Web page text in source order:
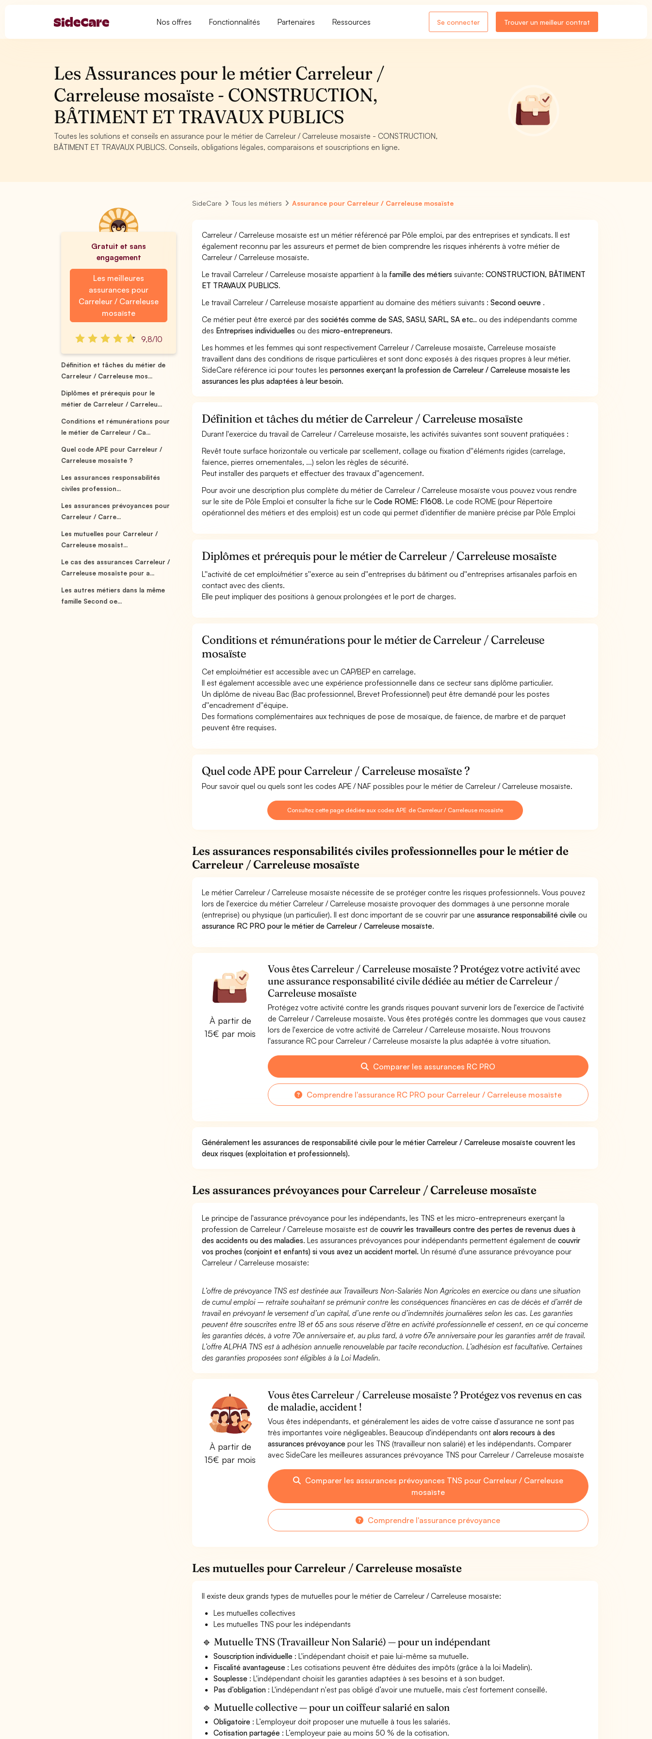
Nos offres Fonctionnalités Partenaires Ressources Se connecter Trouver un meilleur contrat
Les Assurances pour le métier Carreleur /
Carreleuse mosaïste - CONSTRUCTION,
BÂTIMENT ET TRAVAUX PUBLICS
Toutes les solutions et conseils en assurance pour le métier de Carreleur / Carreleuse mosaïste - CONSTRUCTION,
BÂTIMENT ET TRAVAUX PUBLICS. Conseils, obligations légales, comparaisons et souscriptions en ligne.
Gratuit et sans
engagement
Les meilleures
assurances pour
Carreleur / Carreleuse
mosaïste
9,8/10
Définition et tâches du métier de
Carreleur / Carreleuse mos...
Diplômes et prérequis pour le
métier de Carreleur / Carreleu...
Conditions et rémunérations pour
le métier de Carreleur / Ca...
Quel code APE pour Carreleur /
Carreleuse mosaïste ?
Les assurances responsabilités
civiles profession...
Les assurances prévoyances pour
Carreleur / Carre...
Les mutuelles pour Carreleur /
Carreleuse mosaïst...
Le cas des assurances Carreleur /
Carreleuse mosaïste pour a...
Les autres métiers dans la même
famille Second oe...
SideCare Tous les métiers Assurance pour Carreleur / Carreleuse mosaïste
Carreleur / Carreleuse mosaïste est un métier référencé par Pôle emploi, par des entreprises et syndicats. Il est
également reconnu par les assureurs et permet de bien comprendre les risques inhérents à votre métier de
Carreleur / Carreleuse mosaïste.
Le travail Carreleur / Carreleuse mosaïste appartient à la famille des métiers suivante:CONSTRUCTION, BÂTIMENT
ET TRAVAUX PUBLICS.
Le travail Carreleur / Carreleuse mosaïste appartient au domaine des métiers suivants :Second oeuvre .
Ce métier peut être exercé par dessociétés comme de SAS, SASU, SARL, SA etc.. ou des indépendants comme
des Entreprises individuelles ou desmicro-entrepreneurs.
Les hommes et les femmes qui sont respectivement Carreleur / Carreleuse mosaïste, Carreleuse mosaïste
travaillent dans des conditions de risque particulières et sont donc exposés à des risques propres à leur métier.
SideCare référence ici pour toutes lespersonnes exerçant la profession de Carreleur / Carreleuse mosaïste les
assurances les plus adaptées à leur besoin.
Définition et tâches du métier de Carreleur / Carreleuse mosaïste
Durant l'exercice du travail de Carreleur / Carreleuse mosaïste, les activités suivantes sont souvent pratiquées :
Revêt toute surface horizontale ou verticale par scellement, collage ou fixation d''éléments rigides (carrelage,
faïence, pierres ornementales, ...) selon les règles de sécurité.
Peut installer des parquets et effectuer des travaux d''agencement.
Pour avoir une description plus complète du métier de Carreleur / Carreleuse mosaïste vous pouvez vous rendre
sur le site de Pôle Emploi et consulter la fiche sur leCode ROME: F1608. Le code ROME (pour Répertoire
opérationnel des métiers et des emplois) est un code qui permet d'identifier de manière précise par Pôle Emploi
Diplômes et prérequis pour le métier de Carreleur / Carreleuse mosaïste
L''activité de cet emploi/métier s''exerce au sein d''entreprises du bâtiment ou d''entreprises artisanales parfois en
contact avec des clients.
Elle peut impliquer des positions à genoux prolongées et le port de charges.
Conditions et rémunérations pour le métier de Carreleur / Carreleuse
mosaïste
Cet emploi/métier est accessible avec un CAP/BEP en carrelage.
Il est également accessible avec une expérience professionnelle dans ce secteur sans diplôme particulier.
Un diplôme de niveau Bac (Bac professionnel, Brevet Professionnel) peut être demandé pour les postes
d''encadrement d''équipe.
Des formations complémentaires aux techniques de pose de mosaïque, de faïence, de marbre et de parquet
peuvent être requises.
Quel code APE pour Carreleur / Carreleuse mosaïste ?
Pour savoir quel ou quels sont les codes APE / NAF possibles pour le métier de Carreleur / Carreleuse mosaïste.
Consultez cette page dédiée aux codes APE de Carreleur / Carreleuse mosaïste
Les assurances responsabilités civiles professionnelles pour le métier de
Carreleur / Carreleuse mosaïste
Le métier Carreleur / Carreleuse mosaïste nécessite de se protéger contre les risques professionnels. Vous pouvez
lors de l'exercice du métier Carreleur / Carreleuse mosaïste provoquer des dommages à une personne morale
(entreprise) ou physique (un particulier). Il est donc important de se couvrir par uneassurance responsabilité civile ou
assurance RC PRO pour le métier de Carreleur / Carreleuse mosaïste.
À partir de
15€ par mois
Vous êtes Carreleur / Carreleuse mosaïste ? Protégez votre activité avec
une assurance responsabilité civile dédiée au métier de Carreleur /
Carreleuse mosaïste
Protégez votre activité contre les grands risques pouvant survenir lors de l'exercice de l'activité
de Carreleur / Carreleuse mosaïste. Vous êtes protégés contre les dommages que vous causez
lors de l'exercice de votre activité de Carreleur / Carreleuse mosaïste. Nous trouvons
l'assurance RC pour Carreleur / Carreleuse mosaïste la plus adaptée à votre situation.
Comparer les assurances RC PRO
Comprendre l'assurance RC PRO pour Carreleur / Carreleuse mosaïste
Généralement les assurances de responsabilité civile pour le métier Carreleur / Carreleuse mosaïste couvrent les
deux risques (exploitation et professionnels).
Les assurances prévoyances pour Carreleur / Carreleuse mosaïste
Le principe de l'assurance prévoyance pour les indépendants, les TNS et les micro-entrepreneurs exerçant la
profession de Carreleur / Carreleuse mosaïste est decouvrir les travailleurs contre des pertes de revenus dues à
des accidents ou des maladies. Les assurances prévoyances pour indépendants permettent également decouvrir
vos proches (conjoint et enfants) si vous avez un accident mortel. Un résumé d'une assurance prévoyance pour
Carreleur / Carreleuse mosaïste:
L’offre de prévoyance TNS est destinée aux Travailleurs Non-Salariés Non Agricoles en exercice ou dans une situation
de cumul emploi – retraite souhaitant se prémunir contre les conséquences financières en cas de décès et d’arrêt de
travail en prévoyant le versement d’un capital, d’une rente ou d’indemnités journalières selon les cas. Les garanties
peuvent être souscrites entre 18 et 65 ans sous réserve d’être en activité professionnelle et cessent, en ce qui concerne
les garanties décès, à votre 70e anniversaire et, au plus tard, à votre 67e anniversaire pour les garanties arrêt de travail.
L’offre ALPHA TNS est à adhésion annuelle renouvelable par tacite reconduction. L’adhésion est facultative. Certaines
des garanties proposées sont éligibles à la Loi Madelin.
À partir de
15€ par mois
Vous êtes Carreleur / Carreleuse mosaïste ? Protégez vos revenus en cas
de maladie, accident !
Vous êtes indépendants, et généralement les aides de votre caisse d'assurance ne sont pas
très importantes voire négligeables. Beaucoup d'indépendants ont alors recours à des
assurances prévoyancepour les TNS (travailleur non salarié) et les indépendants. Comparer
avec SideCare les meilleures assurances prévoyance TNS pour Carreleur / Carreleuse mosaïste
Comparer les assurances prévoyances TNS pour Carreleur / Carreleuse
mosaïste
Comprendre l'assurance prévoyance
Les mutuelles pour Carreleur / Carreleuse mosaïste
Il existe deux grands types de mutuelles pour le métier de Carreleur / Carreleuse mosaïste:
Les mutuelles collectives
Les mutuelles TNS pour les indépendants
🔹 Mutuelle TNS (Travailleur Non Salarié) — pour un indépendant
Souscription individuelle : L'indépendant choisit et paie lui-même sa mutuelle.
Fiscalité avantageuse : Les cotisations peuvent être déduites des impôts (grâce à la loi Madelin).
Souplesse : L'indépendant choisit les garanties adaptées à ses besoins et à son budget.
Pas d’obligation : L'indépendant n'est pas obligé d’avoir une mutuelle, mais c’est fortement conseillé.
🔹 Mutuelle collective — pour un coiffeur salarié en salon
Obligatoire : L’employeur doit proposer une mutuelle à tous les salariés.
Cotisation partagée : L’employeur paie au moins 50 % de la cotisation.